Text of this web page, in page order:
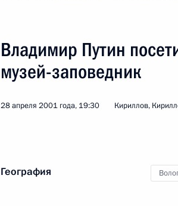
Владимир Путин
музей-заповедник
28 апреля 2001 года, 19:30 Кириллов,
География